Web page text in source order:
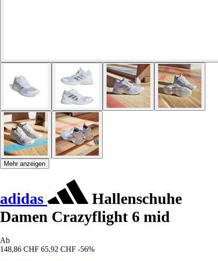
Mehr anzeigen
adidas
Hallenschuhe
Damen Crazyflight 6 mid
Ab
148,86 CHF 65,92 CHF -56%